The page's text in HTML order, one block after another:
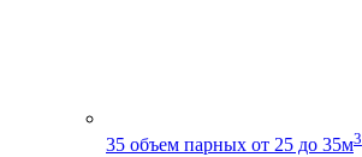
35 объем парных от 25 до 35м3